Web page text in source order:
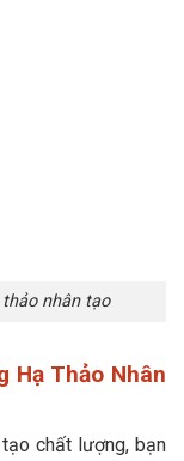
nhân tạo
Hạ Thảo Nhân
chất lượng, bạn